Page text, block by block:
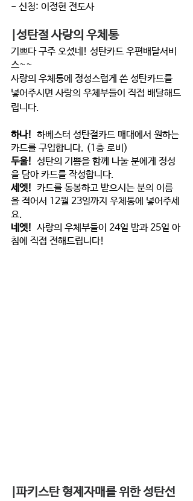
- 신청: 이정현 전도사
|성탄절 사랑의 우체통
기쁘다 구주 오셨네! 성탄카드 우편배달서비
스~~
사랑의 우체통에 정성스럽게 쓴 성탄카드를
넣어주시면 사랑의 우체부들이 직접 배달해드
립니다.
하나!
  하베스터 성탄절카드 매대에서 원하는
카드를 구입합니다. (1층 로비)
두울! 성탄의 기쁨을 함께 나눌 분에게 정성
을 담아 카드를 작성합니다.
세엣!
  카드를 동봉하고 받으시는 분의 이름
을 적어서 12월 23일까지 우체통에 넣어주세
요.
네엣! 사랑의 우체부들이 24일 밤과 25일 아
침에 직접 전해드립니다!
|파키스탄 형제자매를 위한 성탄선